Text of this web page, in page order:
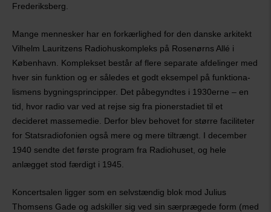
Frederiksberg.
Mange mennesker har en forkærlighed for den dan­ske arkitekt
Vilhelm Lauritzens Radiohus­kompleks på Rosenørns Allé i
København. Kom­plek­set består af flere separate afdelinger med
hver sin funk­tion og er således et godt eksem­pel på funktiona­
lismens bygnings­prin­cipper. Det påbegyndtes i 1930erne – en
tid, hvor radio var ved at rejse sig fra pioner­stadiet til et
decideret masse­medie. Derfor blev behovet for større facilitet­er
for Statsradiofonien også mere og mere til­trængt. I december
1940 sendte det første program fra Radiohuset, og hele
anlægget stod færdigt i 1945.
Koncertsalen ligger som en selvstændig blok mod Julius
Thomsens Gade og adskiller sig ved sin særprægede form (med